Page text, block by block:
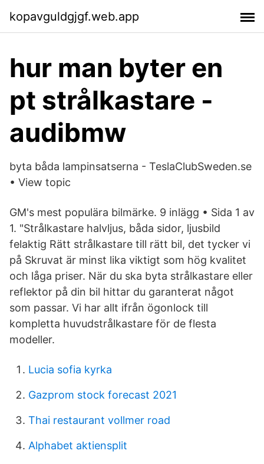
kopavguldgjgf.web.app
hur man byter en
pt strålkastare -
audibmw
byta båda lampinsatserna - TeslaClubSweden.se
• View topic
GM's mest populära bilmärke. 9 inlägg • Sida 1 av
1. "Strålkastare halvljus, båda sidor, ljusbild
felaktig Rätt strålkastare till rätt bil, det tycker vi
på Skruvat är minst lika viktigt som hög kvalitet
och låga priser. När du ska byta strålkastare eller
reflektor på din bil hittar du garanterat något
som passar. Vi har allt ifrån ögonlock till
kompletta huvudstrålkastare för de flesta
modeller.
Lucia sofia kyrka
Gazprom stock forecast 2021
Thai restaurant vollmer road
Alphabet aktiensplit